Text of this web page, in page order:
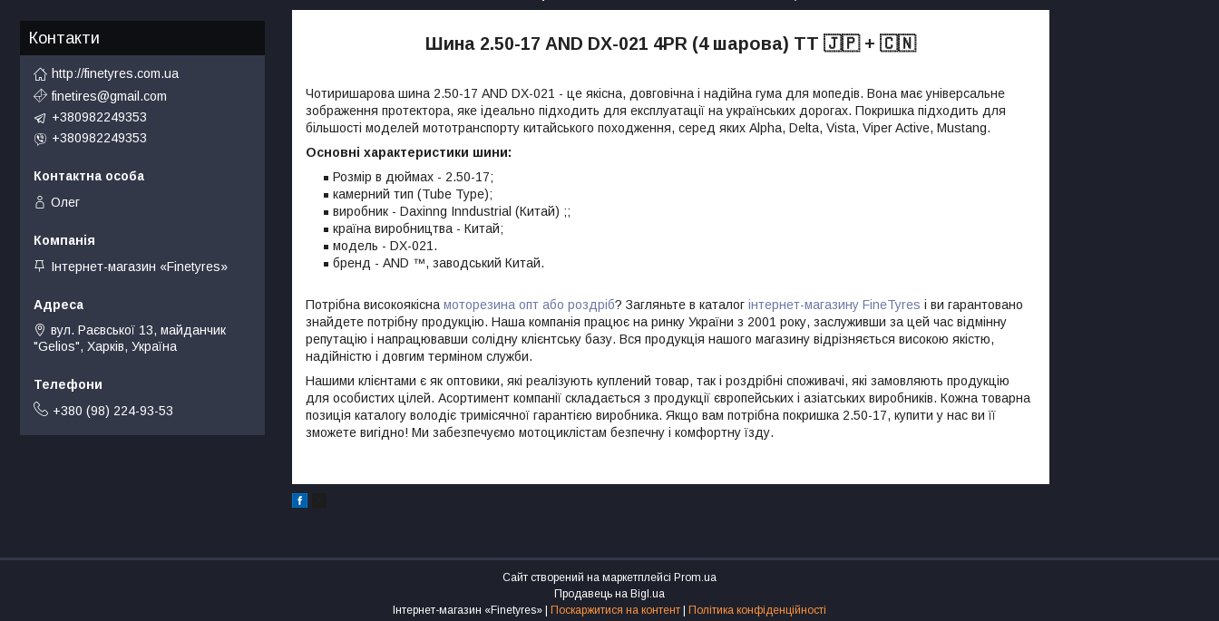
Шина 2.50-17 AND DX-021 4PR (4 шарова) TT 🇯🇵 + 🇨🇳
Чотиришарова шина 2.50-17 AND DX-021 - це якісна, довговічна і надійна гума для мопедів. Вона має універсальне
зображення протектора, яке ідеально підходить для експлуатації на українських дорогах. Покришка підходить для
більшості моделей мототранспорту китайського походження, серед яких Alpha, Delta, Vista, Viper Active, Mustang.
Основні характеристики шини:
Розмір в дюймах - 2.50-17;
камерний тип (Tube Type);
виробник - Daxinng Inndustrial (Китай) ;;
країна виробництва - Китай;
модель - DX-021.
бренд - AND ™, заводський Китай.
Потрібна високоякіснамоторезина опт або роздріб? Загляньте в каталог інтернет-магазину FineTyres і ви гарантовано
знайдете потрібну продукцію. Наша компанія працює на ринку України з 2001 року, заслуживши за цей час відмінну
репутацію і напрацювавши солідну клієнтську базу. Вся продукція нашого магазину відрізняється високою якістю,
надійністю і довгим терміном служби.
Нашими клієнтами є як оптовики, які реалізують куплений товар, так і роздрібні споживачі, які замовляють продукцію
для особистих цілей. Асортимент компанії складається з продукції європейських і азіатських виробників. Кожна товарна
позиція каталогу володіє тримісячної гарантією виробника. Якщо вам потрібна покришка 2.50-17, купити у нас ви її
зможете вигідно! Ми забезпечуємо мотоциклістам безпечну і комфортну їзду.
Контакти
http://finetyres.com.ua
finetires@gmail.com
+380982249353
+380982249353
Олег
Інтернет-магазин «Finetyres»
вул. Раєвської 13, майданчик
"Gelios", Харків, Україна
+380 (98) 224-93-53
Сайт створений на маркетплейсі Prom.ua
Продавець на Bigl.ua
Поскаржитися на контент Політика конфіденційності